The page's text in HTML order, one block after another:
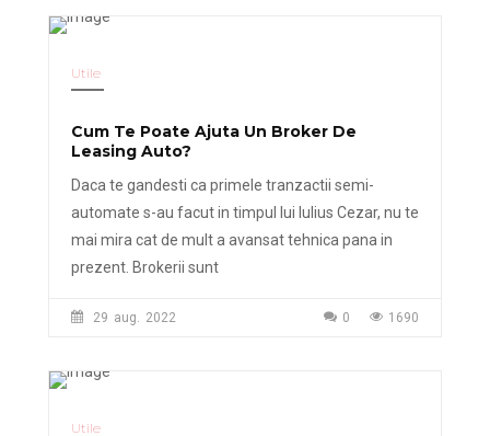
Utile
Cum Te Poate Ajuta Un Broker De
Leasing Auto?
Daca te gandesti ca primele tranzactii semi-
automate s-au facut in timpul lui Iulius Cezar, nu te
mai mira cat de mult a avansat tehnica pana in
prezent. Brokerii sunt
29 aug. 2022 1690
0
Utile